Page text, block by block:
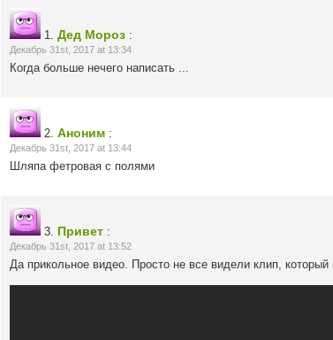
1. Дед Мороз :
Декабрь 31st, 2017 at 13:34
Когда больше нечего написать ...
2. Аноним :
Декабрь 31st, 2017 at 13:44
Шляпа фетровая с полями
3. Привет :
Декабрь 31st, 2017 at 13:52
Да прикольное видео. Просто не все видели клип,